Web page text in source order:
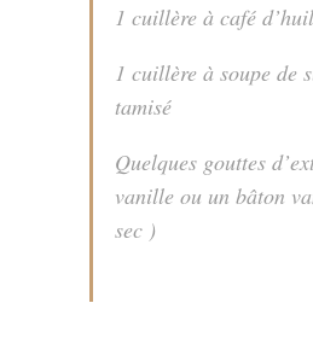
1 cuillère à café
1 cuillère à soupe de
tamisé
Quelques gouttes
vanille ou un bâton
sec )